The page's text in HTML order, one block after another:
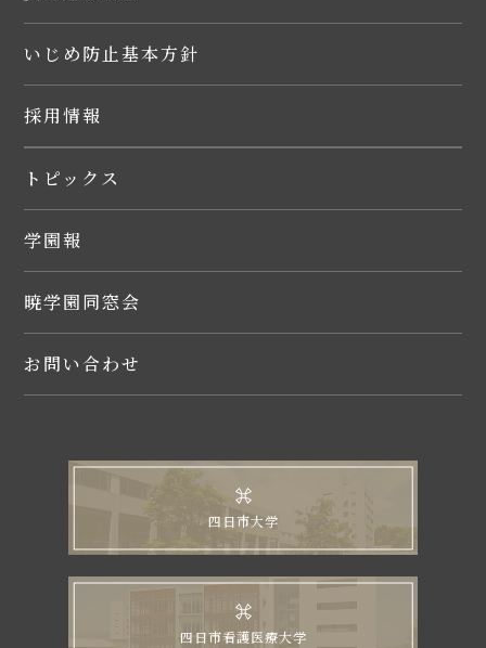
いじめ防止基本方針
採用情報
トピックス
学園報
暁学園同窓会
お問い合わせ
四日市大学
四日市看護医療大学